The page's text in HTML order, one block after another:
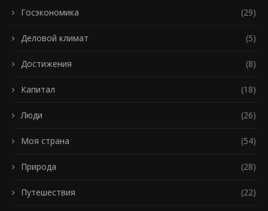
Госэкономика (29)
Деловой климат (5)
Достижения (8)
Капитал (18)
Люди (26)
Моя страна (54)
Природа (28)
Путешествия (22)